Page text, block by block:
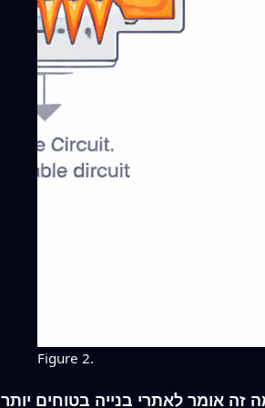
Figure 2.
זה אומר לאתרי בנייה בטוחים יותר